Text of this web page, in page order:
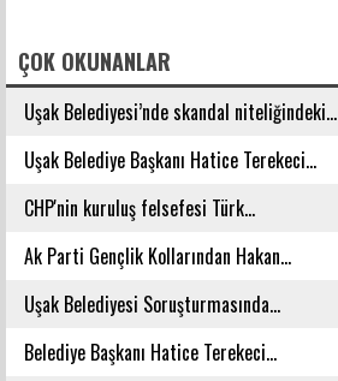
ÇOK OKUNANLAR
Uşak Belediyesi’nde skandal niteliğindeki...
Uşak Belediye Başkanı Hatice Terekeci...
CHP'nin kuruluş felsefesi Türk...
Ak Parti Gençlik Kollarından Hakan...
Uşak Belediyesi Soruşturmasında...
Belediye Başkanı Hatice Terekeci...